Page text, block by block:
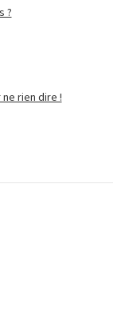
?
rien dire !